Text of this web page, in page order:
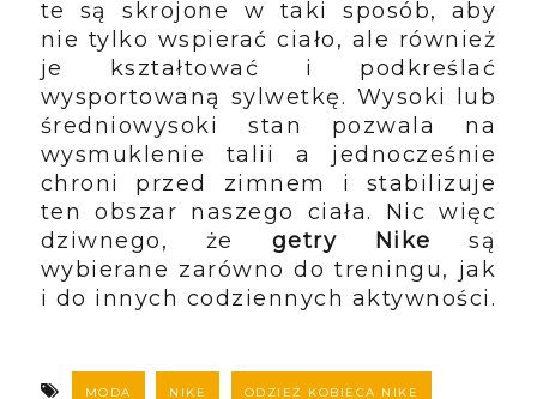
te są skrojone w taki sposób, aby
nie tylko wspierać ciało, ale również
je kształtować i podkreślać
wysportowaną sylwetkę. Wysoki lub
średniowysoki stan pozwala na
wysmuklenie talii a jednocześnie
chroni przed zimnem i stabilizuje
ten obszar naszego ciała. Nic więc
dziwnego, że getry Nikesą
wybierane zarówno do treningu, jak
i do innych codziennych aktywności.
MODA NIKE ODZIEŻ KOBIECA NIKE